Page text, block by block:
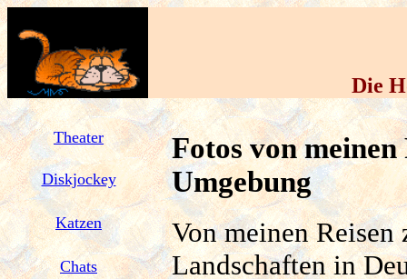
Die
Theater
Diskjockey
Katzen
Chats
Fotos von
Umgebung
Von meinen Reisen
Landschaften in